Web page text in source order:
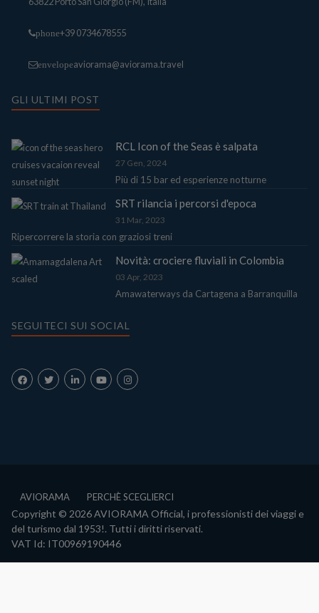
phone+39 0734678555
envelopeaviorama@aviorama.travel
GLI ULTIMI POST
RCL Icon of the Seas è salpata
27 Gen, 2024
Più di 15 bar ed esperienze notturne
SRT rilancia i percorsi d'epoca
31 Mar, 2023
Ripercorrere la storia con graziosi treni
Novità: crociere fluviali in Colombia
03 Apr, 2023
Amawaterways da Cartagena a Barranquilla
SEGUITECI SUI SOCIAL
AVIORAMA PERCHÈ SCEGLIERCI
Copyright © 2026 AVIORAMA Official, i professionisti dei viaggi e
del turismo dal 1953!. Tutti i diritti riservati.
VAT Id: IT00969190446